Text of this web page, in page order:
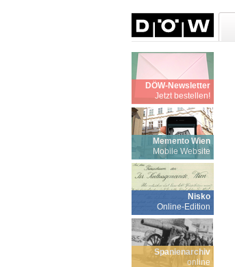
DÖW-Newsletter
Jetzt bestellen!
Memento Wien
Mobile Website
Nisko
Online-Edition
Spanienarchiv
online